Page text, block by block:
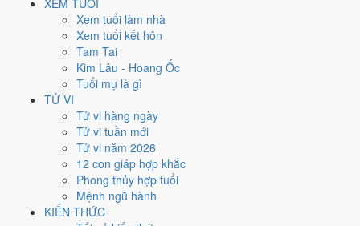
Xem tuổi làm nhà
Xem tuổi kết hôn
Tam Tai
Kim Lâu - Hoang Ốc
Tuổi mụ là gì
TỬ VI
Tử vi hàng ngày
Tử vi tuần mới
Tử vi năm 2026
12 con giáp hợp khắc
Phong thủy hợp tuổi
Mệnh ngũ hành
KIẾN THỨC
Canh Tý
Ngày Kỷ Mão có TrựcĐịnh(ngày yên ổn, vững chắc) nhưng gặp Sao
Huyền Vũ hắc đạo. Điểm trung bình 7 việc chính
Ngày Bình Hòa, phù hợp với công việc thường ngày.
Mùi, Hợi, Tuấthợp ngày; tuổi